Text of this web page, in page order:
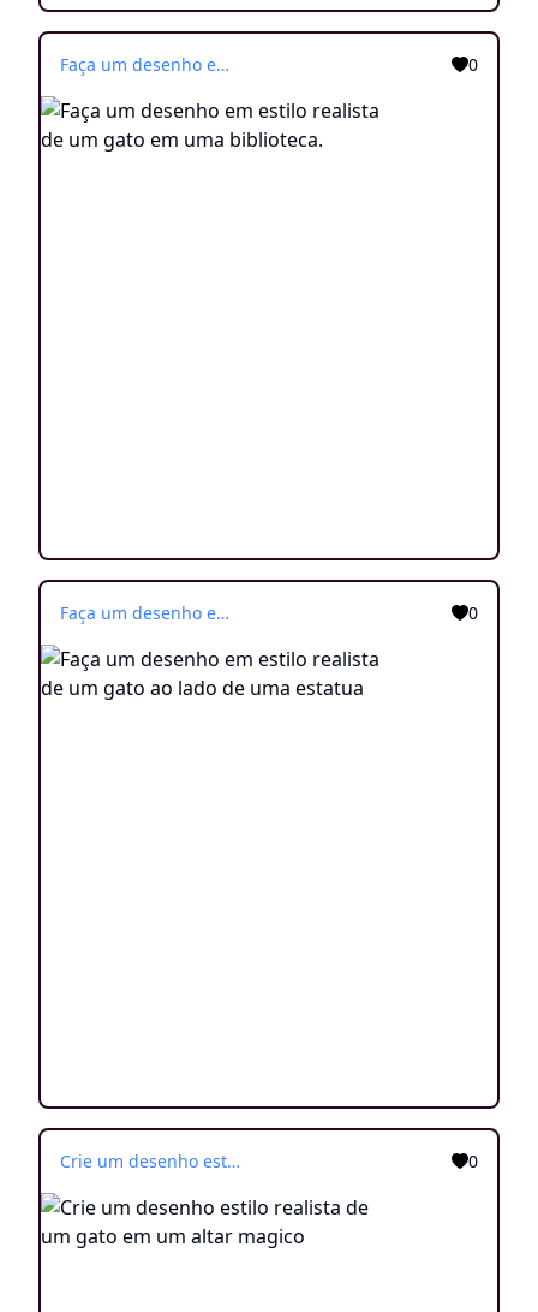
Faça um desenho em estilo realista de um gato em uma biblioteca. 0
Faça um desenho em estilo realista de um gato ao lado de uma estatua 0
Crie um desenho estilo realista de um gato em um altar magico 0